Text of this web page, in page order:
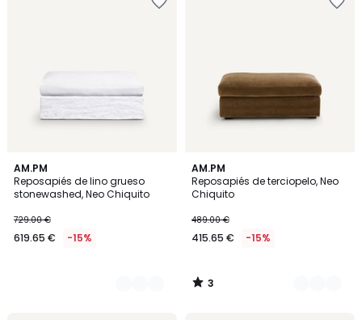
AM.PM
Reposapiés de lino grueso
stonewashed, Neo Chiquito
729.00 €
619.65 € -15%
3
Colores
AM.PM
Reposapiés de terciopelo, Neo
Chiquito
489.00 €
415.65 € -15%
3
/
5
5
Colores
3
/